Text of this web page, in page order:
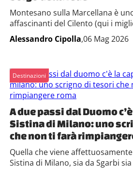
Montesano sulla Marcellana è
affascinanti del Cilento (qui i
Alessandro Cipolla,06 Mag 2026
Destinazioni
A due passi dal Duomo
Sistina di Milano: uno
che non ti farà
Quella che viene
Sistina di Milano, sia da Sgarbi